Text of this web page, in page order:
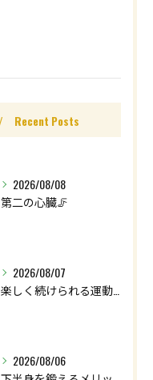
Recent Posts
2026/08/08
第二の心臓🦵
2026/08/07
2026/08/06